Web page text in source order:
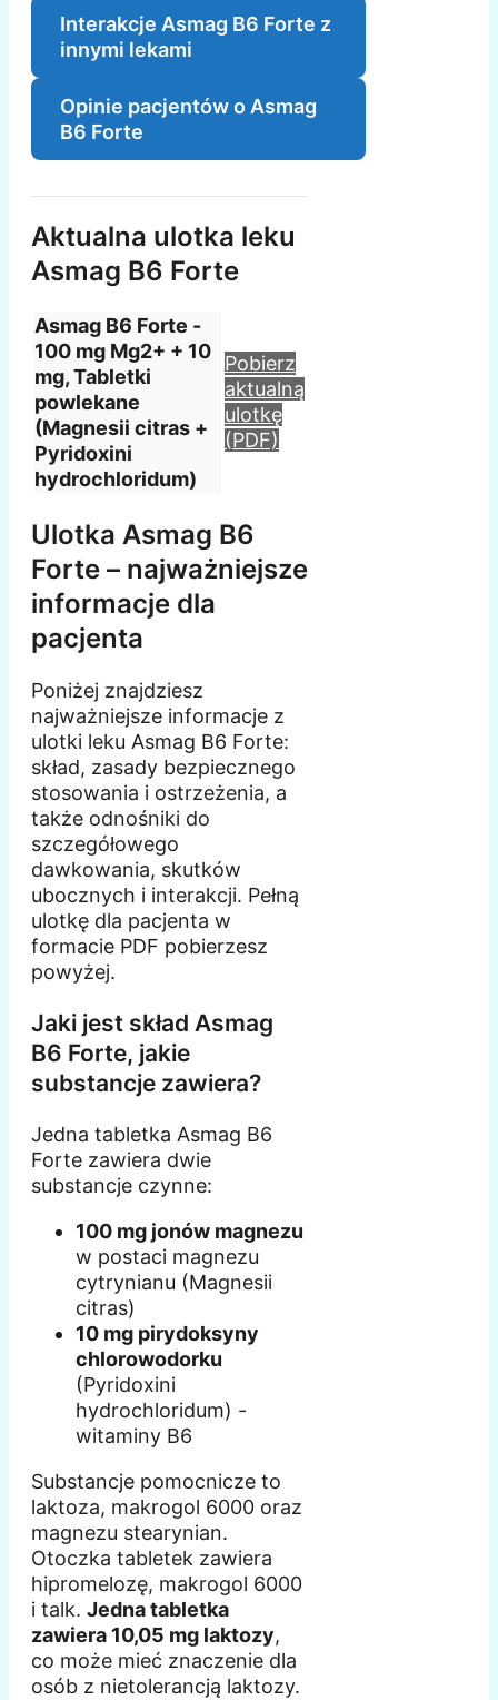
Interakcje Asmag B6 Forte z
innymi lekami
Opinie pacjentów o Asmag
B6 Forte
Aktualna ulotka leku
Asmag B6 Forte
Asmag B6 Forte -
100 mg Mg2+ + 10
mg, Tabletki
powlekane
(Magnesii citras +
Pyridoxini
hydrochloridum)
Pobierz
aktualną
ulotkę
(PDF)
Ulotka Asmag B6
Forte – najważniejsze
informacje dla
pacjenta
Poniżej znajdziesz
najważniejsze informacje z
ulotki leku Asmag B6 Forte:
skład, zasady bezpiecznego
stosowania i ostrzeżenia, a
także odnośniki do
szczegółowego
dawkowania, skutków
ubocznych i interakcji. Pełną
ulotkę dla pacjenta w
formacie PDF pobierzesz
powyżej.
Jaki jest skład Asmag
B6 Forte, jakie
substancje zawiera?
Jedna tabletka Asmag B6
Forte zawiera dwie
substancje czynne:
100 mg jonów magnezu
w postaci magnezu
cytrynianu (Magnesii
citras)
10 mg pirydoksyny
chlorowodorku
(Pyridoxini
hydrochloridum) -
witaminy B6
Substancje pomocnicze to
laktoza, makrogol 6000 oraz
magnezu stearynian.
Otoczka tabletek zawiera
hipromelozę, makrogol 6000
i talk. Jedna tabletka
zawiera 10,05 mg laktozy,
co może mieć znaczenie dla
osób z nietolerancją laktozy.